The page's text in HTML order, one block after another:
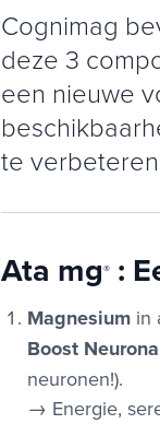
Cognimag
deze 3
een nieuwe
te
Ata mg® :
Magnesium in
Boost
neuronen!).
→ Energie,